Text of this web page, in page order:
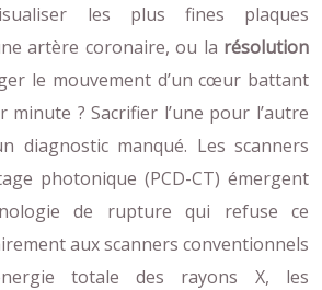
les plus fines plaques
artère coronaire, ou la résolution
le mouvement d’un cœur battant
? Sacrifier l’une pour l’autre
diagnostic manqué. Les scanners
photonique (PCD-CT) émergent
de rupture qui refuse ce
aux scanners conventionnels
totale des rayons X, les